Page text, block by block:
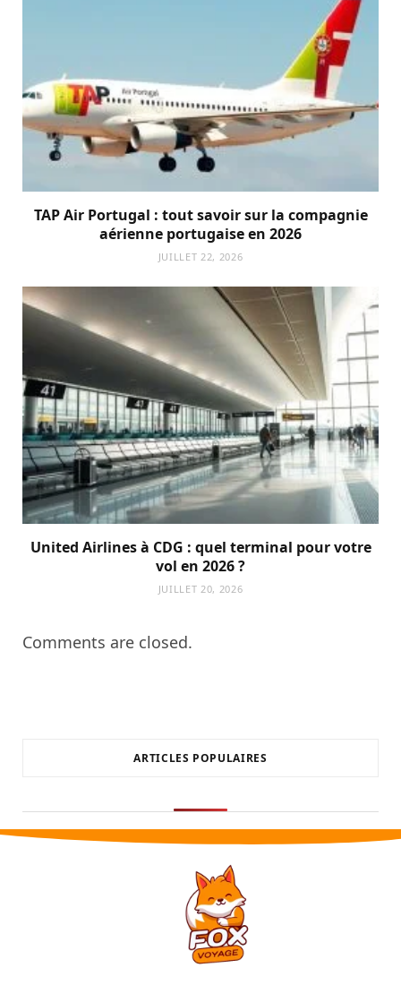
TAP Air Portugal : tout savoir sur la compagnie
aérienne portugaise en 2026
JUILLET 22, 2026
United Airlines à CDG : quel terminal pour votre
vol en 2026 ?
JUILLET 20, 2026
Comments are closed.
ARTICLES POPULAIRES